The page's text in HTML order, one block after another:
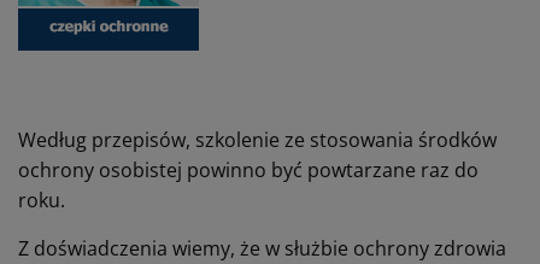
Według przepisów, szkolenie ze stosowania środków
ochrony osobistej powinno być powtarzane raz do
roku.
Z doświadczenia wiemy, że w służbie ochrony zdrowia